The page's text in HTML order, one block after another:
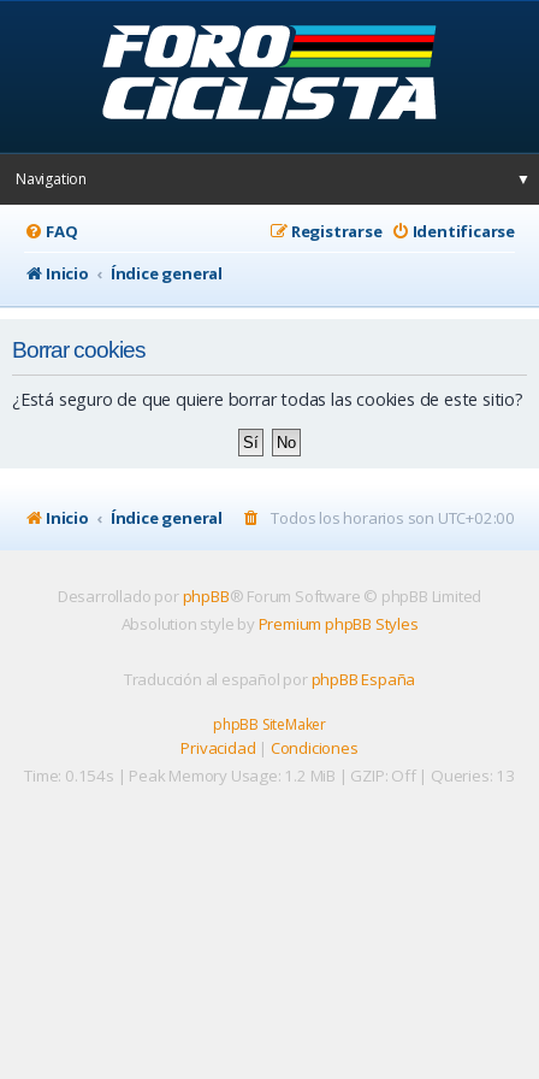
Navigation ▼
FAQ Identificarse
Registrarse
Inicio
Índice general
Borrar cookies
¿Está seguro de que quiere borrar todas las cookies de este sitio?
Inicio Índice general Todos los horarios son UTC+02:00
Desarrollado porphpBB® Forum Software © phpBB Limited
Absolution style by Premium phpBB Styles
Traducción al español porphpBB España
phpBB SiteMaker
Privacidad | Condiciones
Time: 0.154s | Peak Memory Usage: 1.2 MiB | GZIP: Off | Queries: 13